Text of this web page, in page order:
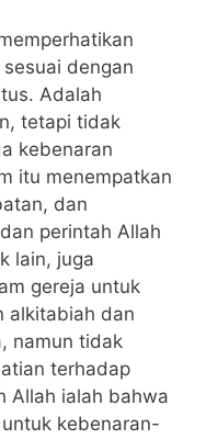
dengan
Adalah
tetapi tidak
kebenaran
itu menempatkan
dan
perintah Allah
lain, juga
gereja untuk
alkitabiah dan
namun tidak
terhadap
Allah ialah bahwa
kebenaran-